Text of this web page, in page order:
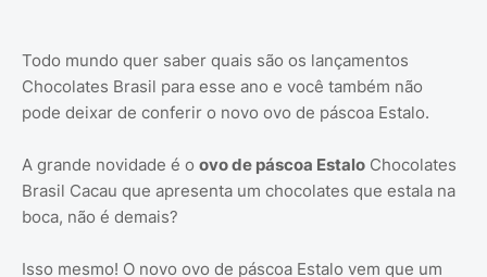
Todo mundo quer saber quais são os lançamentos
Chocolates Brasil para esse ano e você também não
pode deixar de conferir o novo ovo de páscoa Estalo.
A grande novidade é o ovo de páscoa Estalo Chocolates
Brasil Cacau que apresenta um chocolates que estala na
boca, não é demais?
Isso mesmo! O novo ovo de páscoa Estalo vem que um